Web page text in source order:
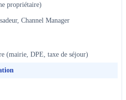
propriétaire)
Channel Manager
(mairie, DPE, taxe de séjour)